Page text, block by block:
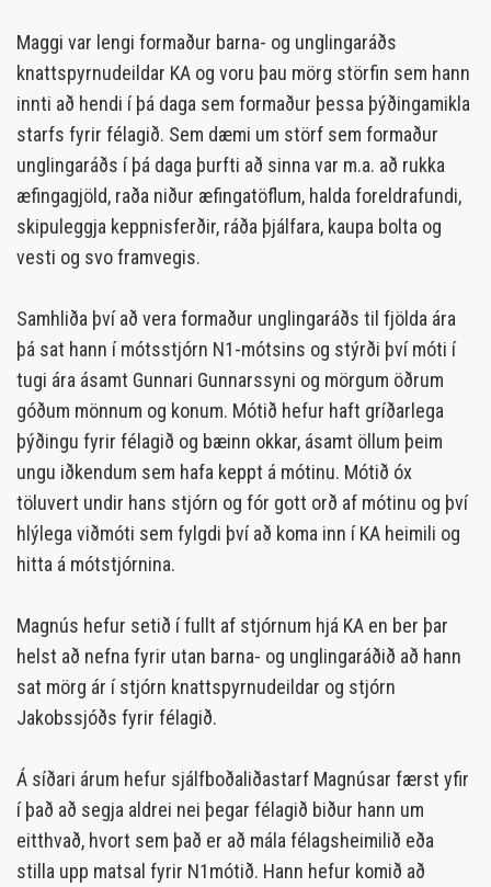
Maggi var lengi formaður barna- og unglingaráðs
knattspyrnudeildar KA og voru þau mörg störfin sem hann
innti að hendi í þá daga sem formaður þessa þýðingamikla
starfs fyrir félagið. Sem dæmi um störf sem formaður
unglingaráðs í þá daga þurfti að sinna var m.a. að rukka
æfingagjöld, raða niður æfingatöflum, halda foreldrafundi,
skipuleggja keppnisferðir, ráða þjálfara, kaupa bolta og
vesti og svo framvegis.
Samhliða því að vera formaður unglingaráðs til fjölda ára
þá sat hann í mótsstjórn N1-mótsins og stýrði því móti í
tugi ára ásamt Gunnari Gunnarssyni og mörgum öðrum
góðum mönnum og konum. Mótið hefur haft gríðarlega
þýðingu fyrir félagið og bæinn okkar, ásamt öllum þeim
ungu iðkendum sem hafa keppt á mótinu. Mótið óx
töluvert undir hans stjórn og fór gott orð af mótinu og því
hlýlega viðmóti sem fylgdi því að koma inn í KA heimili og
hitta á mótstjórnina.
Magnús hefur setið í fullt af stjórnum hjá KA en ber þar
helst að nefna fyrir utan barna- og unglingaráðið að hann
sat mörg ár í stjórn knattspyrnudeildar og stjórn
Jakobssjóðs fyrir félagið.
Á síðari árum hefur sjálfboðaliðastarf Magnúsar færst yfir
í það að segja aldrei nei þegar félagið biður hann um
eitthvað, hvort sem það er að mála félagsheimilið eða
stilla upp matsal fyrir N1mótið. Hann hefur komið að